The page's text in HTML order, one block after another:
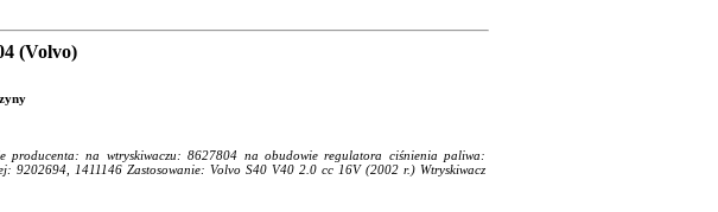
(Volvo)
producenta: na wtryskiwaczu: 8627804 na obudowie regulatora ciśnienia paliwa:
9202694, 1411146 Zastosowanie: Volvo S40 V40 2.0 cc 16V (2002 r.) Wtryskiwacz